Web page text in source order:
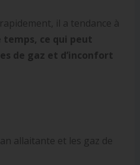
il a tendance à
temps, ce qui peut
de gaz et d’inconfort
allaitante et les gaz de